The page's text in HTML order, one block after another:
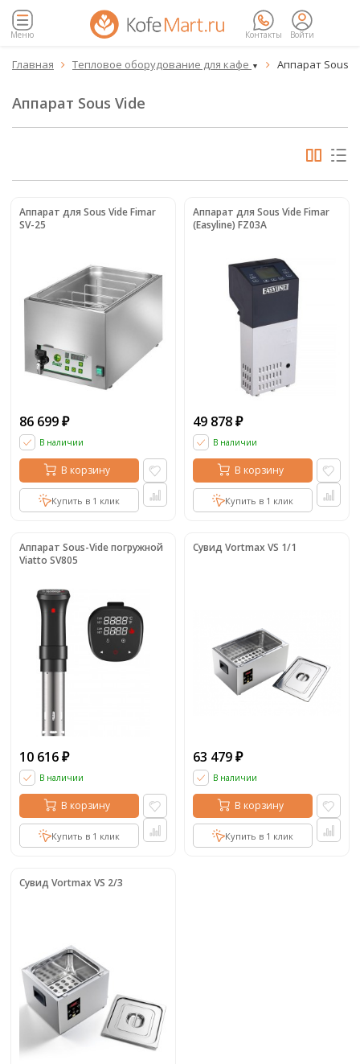
Меню Контакты Войти
Главная  Тепловое оборудование для кафе ▼  Аппарат Sous
Аппарат Sous Vide
Аппарат для Sous Vide Fimar
SV-25
86 699 ₽
В наличии
В корзину
Купить в 1 клик
Аппарат для Sous Vide Fimar
(Easyline) FZ03A
49 878 ₽
В наличии
В корзину
Купить в 1 клик
Аппарат Sous-Vide погружной
Viatto SV805
10 616 ₽
В наличии
В корзину
Купить в 1 клик
Сувид Vortmax VS 1/1
63 479 ₽
В наличии
В корзину
Купить в 1 клик
Сувид Vortmax VS 2/3